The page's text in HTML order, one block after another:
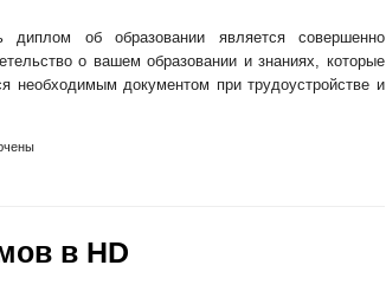
об образовании является совершенно
о вашем образовании и знаниях, которые
необходимым документом при трудоустройстве и
в HD